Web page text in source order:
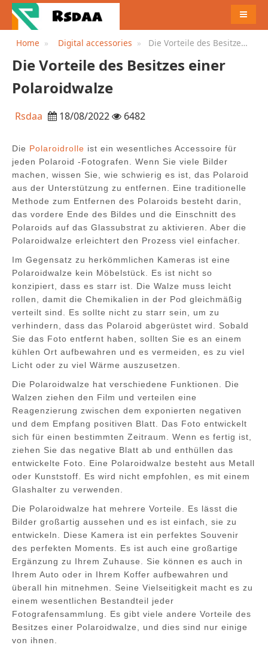
MENU
Home Digital accessories
Die Vorteile des Besitzes
Die Vorteile des Besitzes einer
Polaroidwalze
Rsdaa 18/08/2022 6482
Die Polaroidrolle ist ein wesentliches Accessoire für
jeden Polaroid -Fotografen. Wenn Sie viele Bilder
machen, wissen Sie, wie schwierig es ist, das Polaroid
aus der Unterstützung zu entfernen. Eine traditionelle
Methode zum Entfernen des Polaroids besteht darin,
das vordere Ende des Bildes und die Einschnitt des
Polaroids auf das Glassubstrat zu aktivieren. Aber die
Polaroidwalze erleichtert den Prozess viel einfacher.
Im Gegensatz zu herkömmlichen Kameras ist eine
Polaroidwalze kein Möbelstück. Es ist nicht so
konzipiert, dass es starr ist. Die Walze muss leicht
rollen, damit die Chemikalien in der Pod gleichmäßig
verteilt sind. Es sollte nicht zu starr sein, um zu
verhindern, dass das Polaroid abgerüstet wird. Sobald
Sie das Foto entfernt haben, sollten Sie es an einem
kühlen Ort aufbewahren und es vermeiden, es zu viel
Licht oder zu viel Wärme auszusetzen.
Die Polaroidwalze hat verschiedene Funktionen. Die
Walzen ziehen den Film und verteilen eine
Reagenzierung zwischen dem exponierten negativen
und dem Empfang positiven Blatt. Das Foto entwickelt
sich für einen bestimmten Zeitraum. Wenn es fertig ist,
ziehen Sie das negative Blatt ab und enthüllen das
entwickelte Foto. Eine Polaroidwalze besteht aus Metall
oder Kunststoff. Es wird nicht empfohlen, es mit einem
Glashalter zu verwenden.
Die Polaroidwalze hat mehrere Vorteile. Es lässt die
Bilder großartig aussehen und es ist einfach, sie zu
entwickeln. Diese Kamera ist ein perfektes Souvenir
des perfekten Moments. Es ist auch eine großartige
Ergänzung zu Ihrem Zuhause. Sie können es auch in
Ihrem Auto oder in Ihrem Koffer aufbewahren und
überall hin mitnehmen. Seine Vielseitigkeit macht es zu
einem wesentlichen Bestandteil jeder
Fotografensammlung. Es gibt viele andere Vorteile des
Besitzes einer Polaroidwalze, und dies sind nur einige
von ihnen.